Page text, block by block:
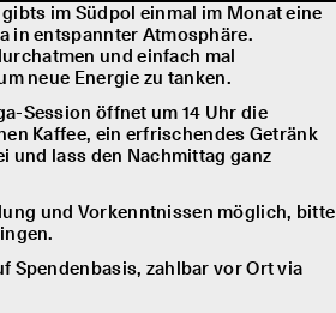
im Südpol einmal im Monat eine
in entspannter Atmosphäre.
und einfach mal
neue Energie zu tanken.
Session öffnet um 14 Uhr die
Kaffee, ein erfrischendes Getränk
und lass den Nachmittag ganz
und Vorkenntnissen möglich, bitte
Spendenbasis, zahlbar vor Ort via